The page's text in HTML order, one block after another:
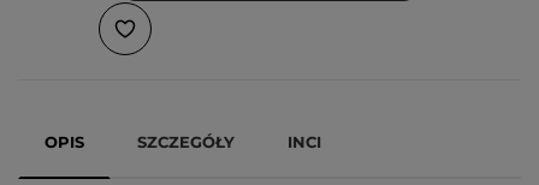
OPIS SZCZEGÓŁY INCI